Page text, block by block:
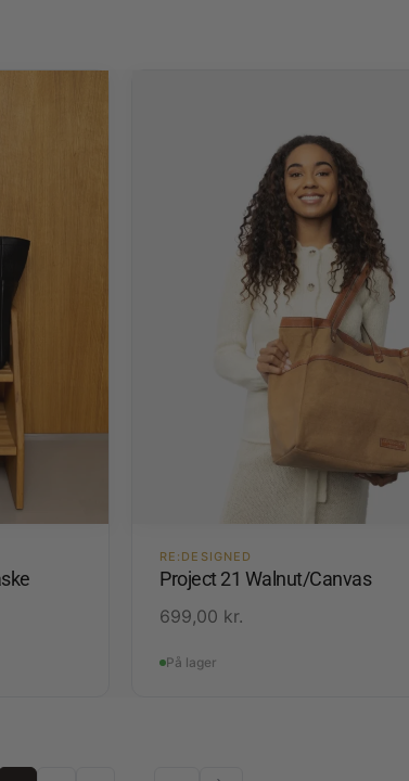
RE:DESIGNED
Project 21 Walnut/Canvas
699,00 kr.
På lager